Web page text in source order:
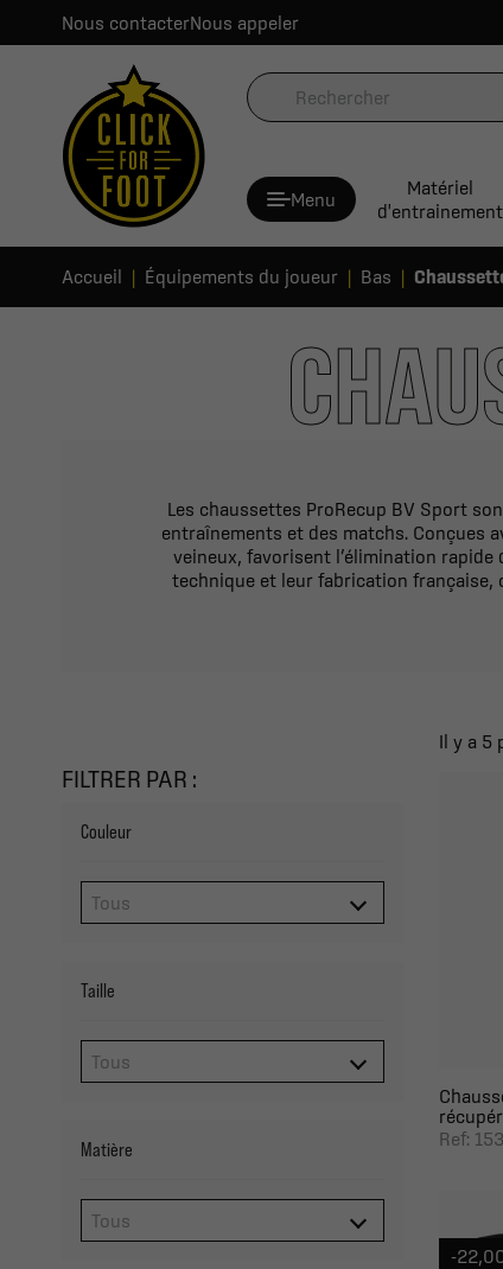
Nous contacterNous appeler
Menu
Matériel
d'entrainement
Accueil Équipements du joueur Bas
Les chaussettes ProRecup BV Sport
entraînements et des matchs. Conçues
veineux, favorisent l’élimination
technique et leur fabrication
FILTRER PAR :
Couleur
Taille
Matière
Il y a 5
Ref:
-